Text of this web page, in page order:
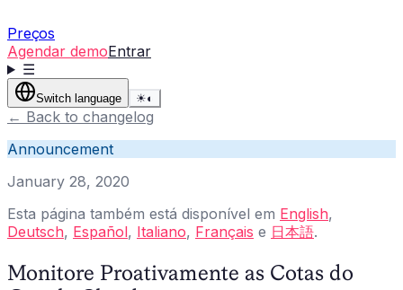
Preços
Agendar demoEntrar
☰
Switch language ☀◐
← Back to changelog
Announcement
January 28, 2020
Esta página também está disponível em English,
Deutsch, Español, Italiano, Français e 日本語.
Monitore Proativamente as Cotas do